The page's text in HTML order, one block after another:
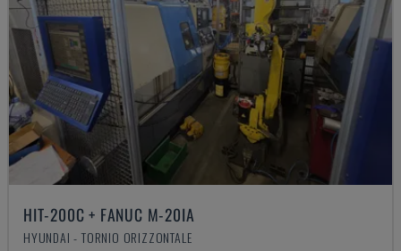
HIT-200C + FANUC M-20IA
HYUNDAI - TORNIO ORIZZONTALE